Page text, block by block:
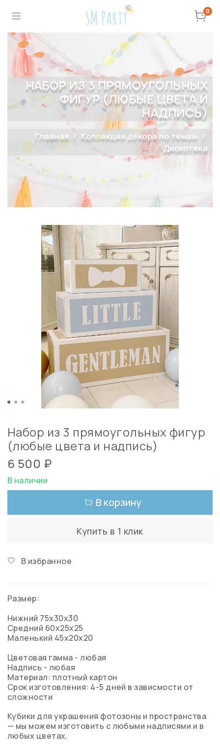
0
НАБОР ИЗ 3 ПРЯМОУГОЛЬНЫХ
ФИГУР (ЛЮБЫЕ ЦВЕТА И
НАДПИСЬ)
Главная
Коллекции декора по темам
...
Дискотека
Набор из 3 прямоугольных фигур
(любые цвета и надпись)
6 500 ₽
В наличии
В корзину
Купить в 1 клик
В избранное
Размер:
Нижний 75х30х30
Средний 60х25х25
Маленький 45х20х20
Цветовая гамма - любая
Надпись - любая
Материал: плотный картон
Срок изготовления: 4-5 дней в зависмости от
сложности
Кубики для украшения фотозоны и пространства
— мы можем изготовить с любыми надписями и в
любых цветах.